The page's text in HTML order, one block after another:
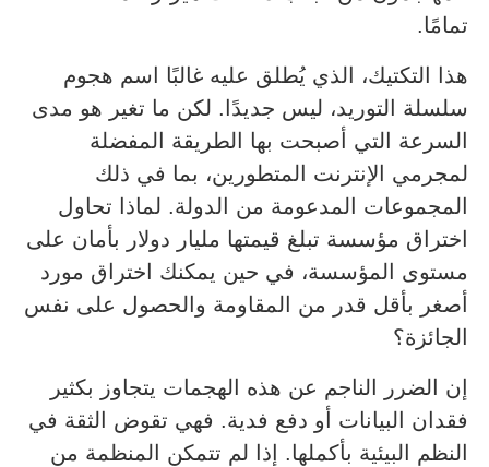
تمامًا.
هذا التكتيك، الذي يُطلق عليه غالبًا اسم هجوم
سلسلة التوريد، ليس جديدًا. لكن ما تغير هو مدى
السرعة التي أصبحت بها الطريقة المفضلة
لمجرمي الإنترنت المتطورين، بما في ذلك
المجموعات المدعومة من الدولة. لماذا تحاول
اختراق مؤسسة تبلغ قيمتها مليار دولار بأمان على
مستوى المؤسسة، في حين يمكنك اختراق مورد
أصغر بأقل قدر من المقاومة والحصول على نفس
الجائزة؟
إن الضرر الناجم عن هذه الهجمات يتجاوز بكثير
فقدان البيانات أو دفع فدية. فهي تقوض الثقة في
النظم البيئية بأكملها. إذا لم تتمكن المنظمة من